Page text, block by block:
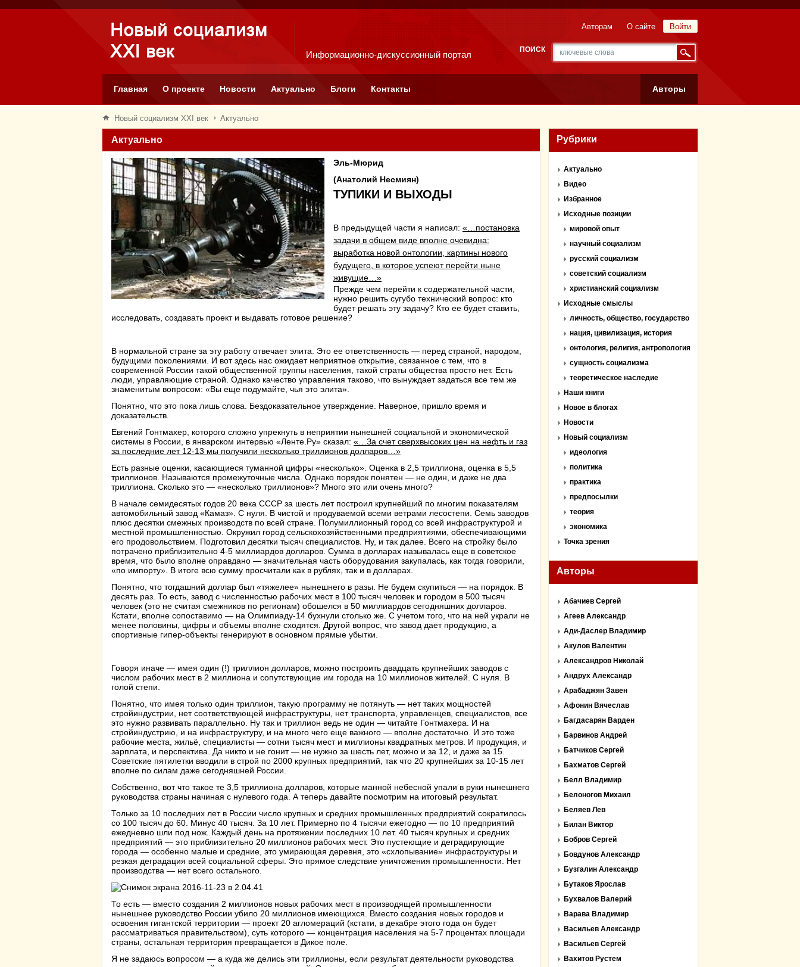
Информационно-дискуссионный портал
Войти
Авторам О сайте
ПОИСК
Главная О проекте Новости Актуально Блоги Контакты Авторы
Новый социализм XXI век Актуально
Актуально
Эль-Мюрид
(Анатолий Несмиян)
ТУПИКИ И ВЫХОДЫ
В предыдущей части я написал: «…постановка
задачи в общем виде вполне очевидна:
выработка новой онтологии, картины нового
будущего, в которое успеют перейти ныне
живущие…»
Прежде чем перейти к содержательной части,
нужно решить сугубо технический вопрос: кто
будет решать эту задачу? Кто ее будет ставить,
исследовать, создавать проект и выдавать готовое решение?
В нормальной стране за эту работу отвечает элита. Это ее ответственность — перед страной, народом,
будущими поколениями. И вот здесь нас ожидает неприятное открытие, связанное с тем, что в
современной России такой общественной группы населения, такой страты общества просто нет. Есть
люди, управляющие страной. Однако качество управления таково, что вынуждает задаться все тем же
знаменитым вопросом: «Вы еще подумайте, чья это элита».
Понятно, что это пока лишь слова. Бездоказательное утверждение. Наверное, пришло время и
доказательств.
Евгений Гонтмахер, которого сложно упрекнуть в неприятии нынешней социальной и экономической
системы в России, в январском интервью «Ленте.Ру» сказал: «…За счет сверхвысоких цен на нефть и газ
за последние лет 12-13 мы получили несколько триллионов долларов…»
Есть разные оценки, касающиеся туманной цифры «несколько». Оценка в 2,5 триллиона, оценка в 5,5
триллионов. Называются промежуточные числа. Однако порядок понятен — не один, и даже не два
триллиона. Сколько это — «несколько триллионов»? Много это или очень много?
В начале семидесятых годов 20 века СССР за шесть лет построил крупнейший по многим показателям
автомобильный завод «Камаз». С нуля. В чистой и продуваемой всеми ветрами лесостепи. Семь заводов
плюс десятки смежных производств по всей стране. Полумиллионный город со всей инфраструктурой и
местной промышленностью. Окружил город сельскохозяйственными предприятиями, обеспечивающими
его продовольствием. Подготовил десятки тысяч специалистов. Ну, и так далее. Всего на стройку было
потрачено приблизительно 4-5 миллиардов долларов. Сумма в долларах называлась еще в советское
время, что было вполне оправдано — значительная часть оборудования закупалась, как тогда говорили,
«по импорту». В итоге всю сумму просчитали как в рублях, так и в долларах.
Понятно, что тогдашний доллар был «тяжелее» нынешнего в разы. Не будем скупиться — на порядок. В
десять раз. То есть, завод с численностью рабочих мест в 100 тысяч человек и городом в 500 тысяч
человек (это не считая смежников по регионам) обошелся в 50 миллиардов сегодняшних долларов.
Кстати, вполне сопоставимо — на Олимпиаду-14 бухнули столько же. С учетом того, что на ней украли не
менее половины, цифры и объемы вполне сходятся. Другой вопрос, что завод дает продукцию, а
спортивные гипер-объекты генерируют в основном прямые убытки.
Говоря иначе — имея один (!) триллион долларов, можно построить двадцать крупнейших заводов с
числом рабочих мест в 2 миллиона и сопутствующие им города на 10 миллионов жителей. С нуля. В
голой степи.
Понятно, что имея только один триллион, такую программу не потянуть — нет таких мощностей
стройиндустрии, нет соответствующей инфраструктуры, нет транспорта, управленцев, специалистов, все
это нужно развивать параллельно. Ну так и триллион ведь не один — читайте Гонтмахера. И на
стройиндустрию, и на инфраструктуру, и на много чего еще важного — вполне достаточно. И это тоже
рабочие места, жильё, специалисты — сотни тысяч мест и миллионы квадратных метров. И продукция, и
зарплата, и перспектива. Да никто и не гонит — не нужно за шесть лет, можно и за 12, и даже за 15.
Советские пятилетки вводили в строй по 2000 крупных предприятий, так что 20 крупнейших за 10-15 лет
вполне по силам даже сегодняшней России.
Собственно, вот что такое те 3,5 триллиона долларов, которые манной небесной упали в руки нынешнего
руководства страны начиная с нулевого года. А теперь давайте посмотрим на итоговый результат.
Только за 10 последних лет в России число крупных и средних промышленных предприятий сократилось
со 100 тысяч до 60. Минус 40 тысяч. За 10 лет. Примерно по 4 тысячи ежегодно — по 10 предприятий
ежедневно шли под нож. Каждый день на протяжении последних 10 лет. 40 тысяч крупных и средних
предприятий — это приблизительно 20 миллионов рабочих мест. Это пустеющие и деградирующие
города — особенно малые и средние, это умирающая деревня, это «схлопывание» инфраструктуры и
резкая деградация всей социальной сферы. Это прямое следствие уничтожения промышленности. Нет
производства — нет всего остального.
То есть — вместо создания 2 миллионов новых рабочих мест в производящей промышленности
нынешнее руководство России убило 20 миллионов имеющихся. Вместо создания новых городов и
освоения гигантской территории — проект 20 агломераций (кстати, в декабре этого года он будет
рассматриваться правительством), суть которого — концентрация населения на 5-7 процентах площади
страны, остальная территория превращается в Дикое поле.
Я не задаюсь вопросом — а куда же делись эти триллионы, если результат деятельности руководства
Рубрики
Актуально
Видео
Избранное
Исходные позиции
мировой опыт
научный социализм
русский социализм
советский социализм
христианский социализм
Исходные смыслы
личность, общество, государство
нация, цивилизация, история
онтология, религия, антропология
сущность социализма
теоретическое наследие
Наши книги
Новое в блогах
Новости
Новый социализм
идеология
политика
практика
предпосылки
теория
экономика
Точка зрения
Авторы
Абачиев Сергей
Агеев Александр
Ади-Даслер Владимир
Акулов Валентин
Александров Николай
Андрух Александр
Арабаджян Завен
Афонин Вячеслав
Багдасарян Варден
Барвинов Андрей
Батчиков Сергей
Бахматов Сергей
Белл Владимир
Белоногов Михаил
Беляев Лев
Билан Виктор
Бобров Сергей
Бовдунов Александр
Бузгалин Александр
Бутаков Ярослав
Бухвалов Валерий
Варава Владимир
Васильев Александр
Васильев Сергей
Вахитов Рустем